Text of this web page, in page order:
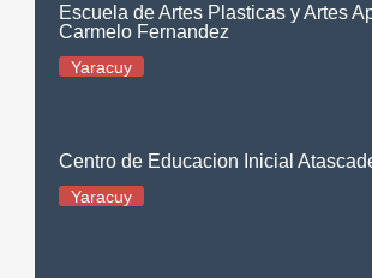
Escuela de Artes Plasticas y Artes
Carmelo Fernandez
Yaracuy
Centro de Educacion Inicial
Yaracuy